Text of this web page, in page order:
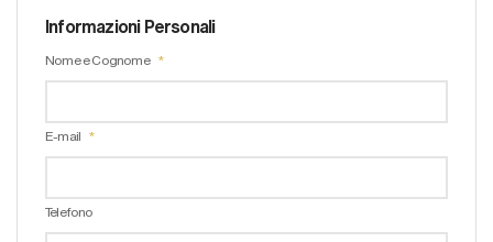
Informazioni Personali
Nome e Cognome
E-mail
Telefono